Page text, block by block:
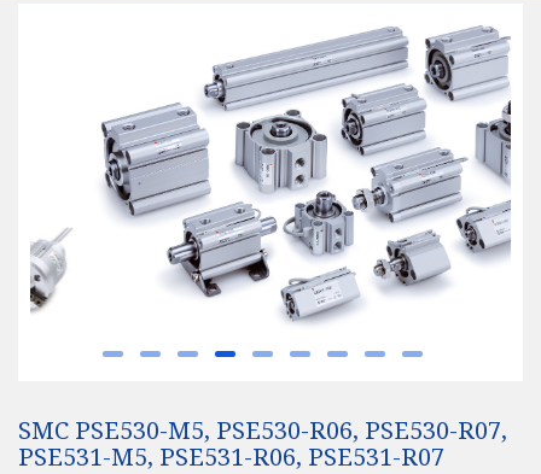
SMC PSE530-M5, PSE530-R06, PSE530-R07,
PSE531-M5, PSE531-R06, PSE531-R07